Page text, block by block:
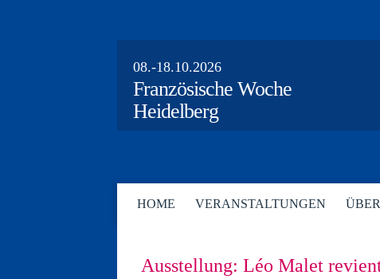
08.-18.10.2026
Französische Woche
Heidelberg
HOME VERANSTALTUNGEN
Ausstellung: Léo Malet